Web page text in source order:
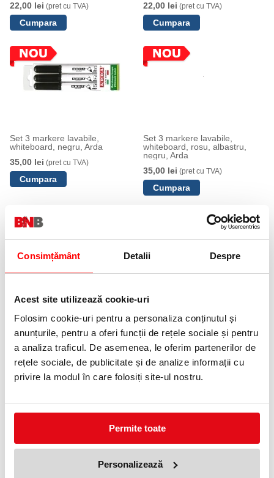
Consimțământ Detalii Despre
Acest site utilizează cookie-uri
Folosim cookie-uri pentru a personaliza conținutul și
anunțurile, pentru a oferi funcții de rețele sociale și pentru
a analiza traficul. De asemenea, le oferim partenerilor de
rețele sociale, de publicitate și de analize informații cu
privire la modul în care folosiți site-ul nostru.
Permite toate
Personalizează
22,00 lei (pret cu TVA)
22,00 lei (pret cu TVA)
Set 3 markere lavabile,
whiteboard, negru, Arda
35,00 lei (pret cu TVA)
Set 3 markere lavabile,
whiteboard, rosu, albastru,
negru, Arda
35,00 lei (pret cu TVA)
Sablon pentru litere si cifre,
(pret cu TVA)
Sablon pentru litere si cifre,
(pret cu TVA)
Sablon pentru cifre si litere, ISO,
Sablon pentru cifre si litere,
ISO, 5mm, verde, Arda